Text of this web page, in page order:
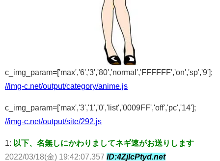
c_img_param=['max','6','3','80','normal','FFFFFF','on','sp','9'];
//img-c.net/output/category/anime.js
c_img_param=['max','3','1','0','list','0009FF','off','pc','14'];
//img-c.net/output/site/292.js
1: 以下、名無しにかわりましてネギ速がお送りします
2022/03/18(金) 19:42:07.357 ID:4ZjIcPtyd.net